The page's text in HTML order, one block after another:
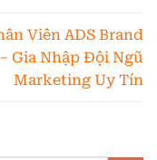
Viên ADS Brand
Gia Nhập Đội Ngũ
Marketing Uy Tín